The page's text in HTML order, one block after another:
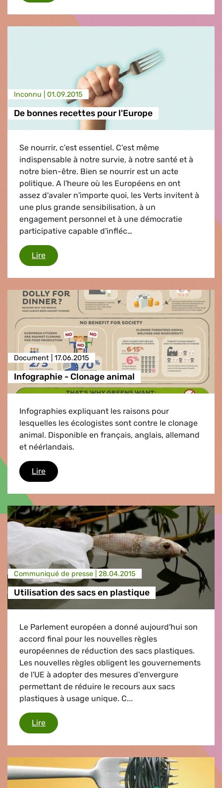
Inconnu | 01.09.2015
De bonnes recettes pour l'Europe
Se nourrir, c'est essentiel. C'est même
indispensable à notre survie, à notre santé et à
notre bien-être. Bien se nourrir est un acte
politique. A l'heure où les Européens en ont
assez d'avaler n'importe quoi, les Verts invitent à
une plus grande sensibilisation, à un
engagement personnel et à une démocratie
participative capable d'infléc…
LireDe bonnes recettes pour l'Europe
Document | 17.06.2015
Infographie - Clonage animal
Infographies expliquant les raisons pour
lesquelles les écologistes sont contre le clonage
animal. Disponible en français, anglais, allemand
et néérlandais.
LireInfographie - Clonage animal
Communiqué de presse | 28.04.2015
Utilisation des sacs en plastique
Le Parlement européen a donné aujourd'hui son
accord final pour les nouvelles règles
européennes de réduction des sacs plastiques.
Les nouvelles règles obligent les gouvernements
de l'UE à adopter des mesures d'envergure
permettant de réduire le recours aux sacs
plastiques à usage unique. C...
LireUtilisation des sacs en plastique